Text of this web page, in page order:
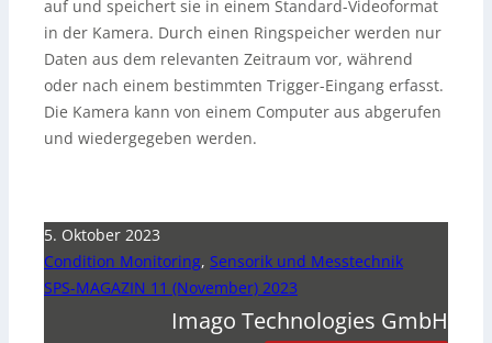
auf und speichert sie in einem Standard-Videoformat
in der Kamera. Durch einen Ringspeicher werden nur
Daten aus dem relevanten Zeitraum vor, während
oder nach einem bestimmten Trigger-Eingang erfasst.
Die Kamera kann von einem Computer aus abgerufen
und wiedergegeben werden.
5. Oktober 2023
Condition Monitoring, Sensorik und Messtechnik
SPS-MAGAZIN 11 (November) 2023
Imago Technologies GmbH